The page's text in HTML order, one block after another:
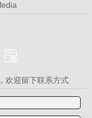
欢迎留下联系方式